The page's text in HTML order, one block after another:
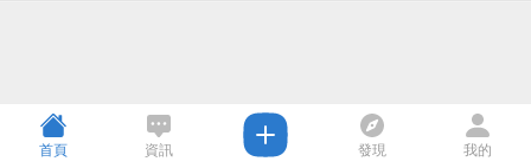
首頁 資訊 發現 我的